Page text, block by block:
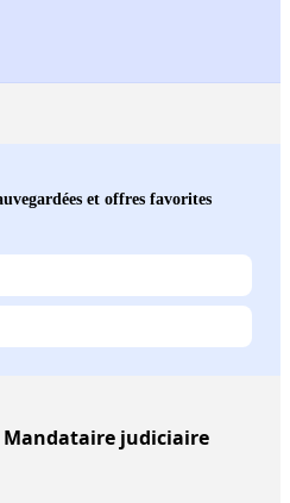
et offres favorites
Mandataire judiciaire